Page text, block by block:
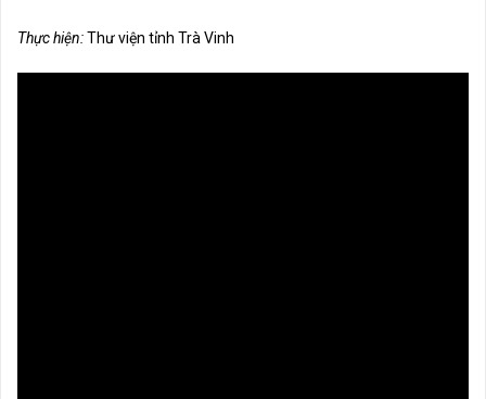
Thực hiện:Thư viện tỉnh Trà Vinh